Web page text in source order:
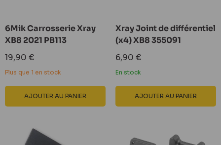
6Mik Carrosserie Xray
XB8 2021 PB113
Prix
réduit
19,90 €
Plus que 1 en stock
AJOUTER AU PANIER
Xray Joint de différentiel
(x4) XB8 355091
Prix
réduit
6,90 €
En stock
AJOUTER AU PANIER